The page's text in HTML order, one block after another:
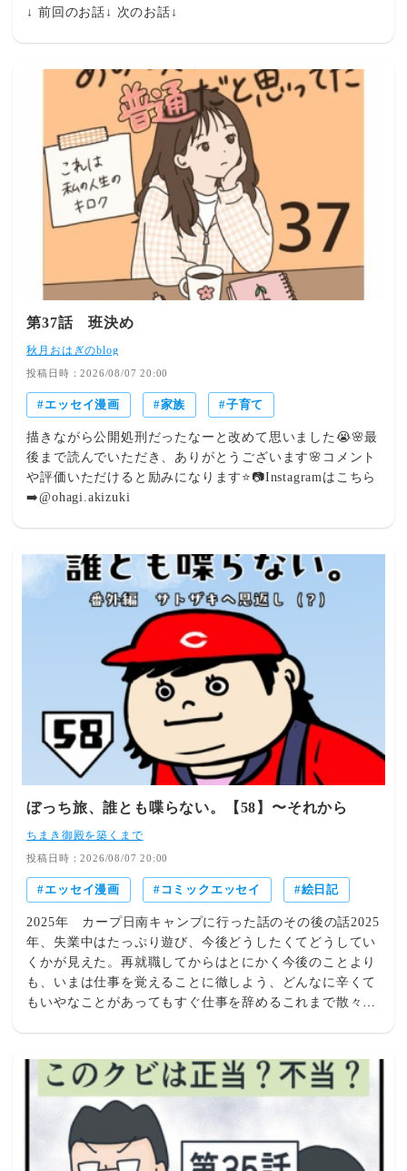
↓ 前回のお話↓ 次のお話↓
第37話 班決め
秋月おはぎのblog
投稿日時：2026/08/07 20:00
エッセイ漫画 家族 子育て
描きながら公開処刑だったなーと改めて思いました😭🌸最
後まで読んでいただき、ありがとうございます🌸コメント
や評価いただけると励みになります⭐️📷Instagramはこちら
➡️@ohagi.akizuki
ぼっち旅、誰とも喋らない。【58】〜それから
ちまき御殿を築くまで
投稿日時：2026/08/07 20:00
エッセイ漫画 コミックエッセイ 絵日記
2025年 カープ日南キャンプに行った話のその後の話2025
年、失業中はたっぷり遊び、今後どうしたくてどうしてい
くかが見えた。再就職してからはとにかく今後のことより
も、いまは仕事を覚えることに徹しよう、どんなに辛くて
もいやなことがあってもすぐ仕事を辞めるこれまで散々見
ティンもできてきた。2026年は、いよいよ一歩踏み出して
いく。現在、その真っ只中にいる。2026年の目標とは…